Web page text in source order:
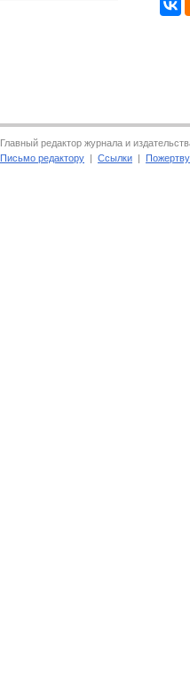
Главный редактор журнала и
Письмо редактору | Ссылки |